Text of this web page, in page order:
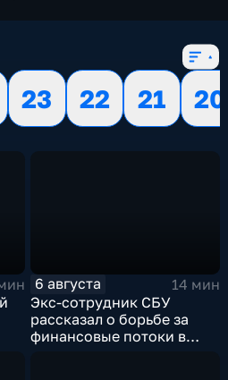
23 22 21
20
6 августа
14 мин
Экс-сотрудник СБУ
рассказал о борьбе за
финансовые потоки в